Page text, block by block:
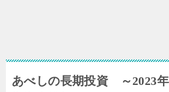
あべしの長期投資 ～2023